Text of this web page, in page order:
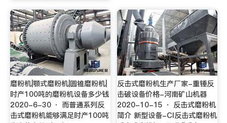
磨粉机|颚式磨粉机|圆锥磨粉机|
时产100吨的磨粉机设备多少钱
2020-6-30 · 而普通系列反
击式磨粉机能够满足时产100吨
反击式磨粉机生产厂家-重锤反
击破设备价格-河南矿山机器
2020-10-15 · 反击式磨粉机
简介 新型设备-CI反击式磨粉机